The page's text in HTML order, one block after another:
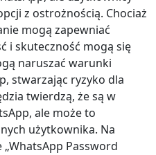
z ostrożnością. Chociaż
mogą zapewniać
i skuteczność mogą się
naruszać warunki
stwarzając ryzyko dla
twierdzą, że są w
ale może to
użytkownika. Na
Password
Türk
தமிழ்
한국어
қазақ
中文